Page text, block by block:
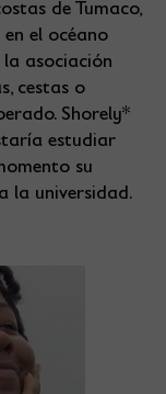
de Tumaco,
el océano
la asociación
cestas o
Shorely*
estudiar
su
la universidad.